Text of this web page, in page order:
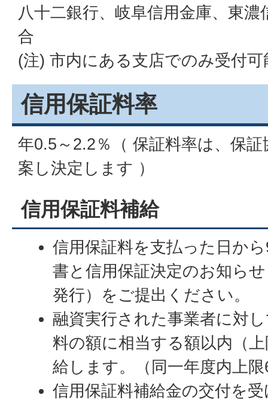
八十二銀行、岐阜信用金庫、東
合
(注) 市内にある支店でのみ受付
信用保証料率
年0.5～2.2％（ 保証料率は、保
案し決定します ）
信用保証料補給
信用保証料を支払った日か
書と信用保証決定のお知ら
発行）をご提出ください。
融資実行された事業者に対
料の額に相当する額以内（
給します。（同一年度内上
信用保証料補給金の交付を